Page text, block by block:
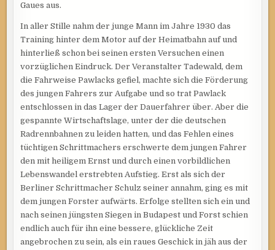
Gaues aus.
In aller Stille nahm der junge Mann im Jahre 1930 das
Training hinter dem Motor auf der Heimatbahn auf und
hinterließ schon bei seinen ersten Versuchen einen
vorzüglichen Eindruck. Der Veranstalter Tadewald, dem
die Fahrweise Pawlacks gefiel, machte sich die Förderung
des jungen Fahrers zur Aufgabe und so trat Pawlack
entschlossen in das Lager der Dauerfahrer über. Aber die
gespannte Wirtschaftslage, unter der die deutschen
Radrennbahnen zu leiden hatten, und das Fehlen eines
tüchtigen Schrittmachers erschwerte dem jungen Fahrer
den mit heiligem Ernst und durch einen vorbildlichen
Lebenswandel erstrebten Aufstieg. Erst als sich der
Berliner Schrittmacher Schulz seiner annahm, ging es mit
dem jungen Forster aufwärts. Erfolge stellten sich ein und
nach seinen jüngsten Siegen in Budapest und Forst schien
endlich auch für ihn eine bessere, glückliche Zeit
angebrochen zu sein, als ein raues Geschick in jäh aus der